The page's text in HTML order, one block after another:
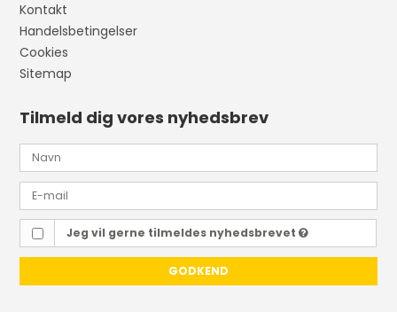
Kontakt
Handelsbetingelser
Cookies
Sitemap
Tilmeld dig vores nyhedsbrev
Jeg vil gerne tilmeldes nyhedsbrevet
GODKEND